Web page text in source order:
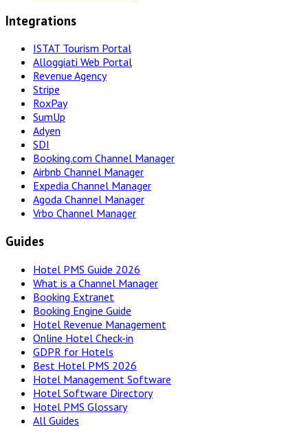
Integrations
ISTAT Tourism Portal
Alloggiati Web Portal
Revenue Agency
Stripe
RoxPay
SumUp
Adyen
SDI
Booking.com Channel Manager
Airbnb Channel Manager
Expedia Channel Manager
Agoda Channel Manager
Vrbo Channel Manager
Guides
Hotel PMS Guide 2026
What is a Channel Manager
Booking Extranet
Booking Engine Guide
Hotel Revenue Management
Online Hotel Check-in
GDPR for Hotels
Best Hotel PMS 2026
Hotel Management Software
Hotel Software Directory
Hotel PMS Glossary
All Guides